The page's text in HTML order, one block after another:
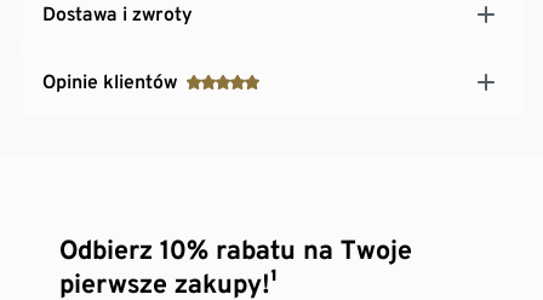
Dostawa i zwroty
Opinie klientów
Odbierz 10% rabatu na Twoje
pierwsze zakupy!¹